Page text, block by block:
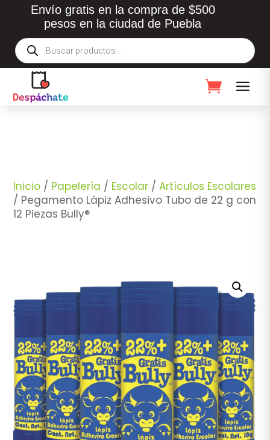
Envío gratis en la compra de $500
pesos en la ciudad de Puebla
Búsqueda
de
productos
Inicio / Papelería / Escolar /Artículos Escolares
/ Pegamento Lápiz Adhesivo Tubo de 22 g con
12 Piezas Bully®